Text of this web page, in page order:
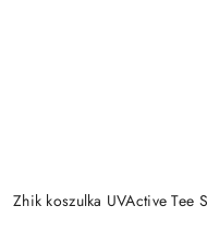
Zhik koszulka UVActive Tee